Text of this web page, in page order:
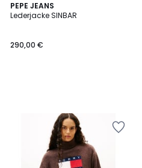
PEPE JEANS
Lederjacke SINBAR
290,00 €